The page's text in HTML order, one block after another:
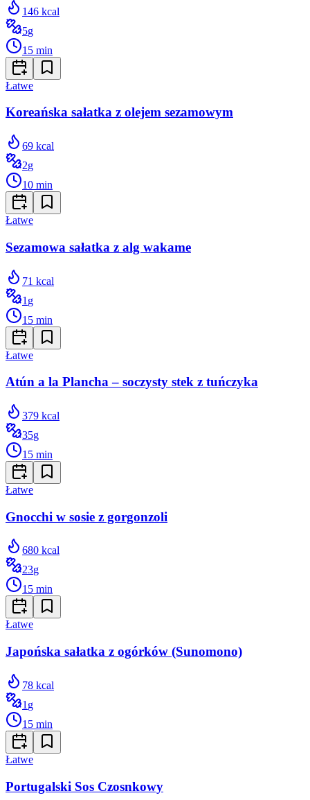
146 kcal
5g
15 min
Łatwe
Koreańska sałatka z olejem sezamowym
69 kcal
2g
10 min
Łatwe
Sezamowa sałatka z alg wakame
71 kcal
1 g
15 min
Łatwe
Atún a la Plancha – soczysty stek z tuńczyka
379 kcal
35g
15 min
Łatwe
Gnocchi w sosie z gorgonzoli
680 kcal
23g
15 min
Łatwe
Japońska sałatka z ogórków (Sunomono)
78 kcal
1 g
15 min
Łatwe
Portugalski Sos Czosnkowy